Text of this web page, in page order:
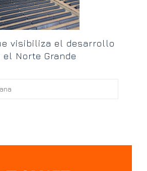
visibiliza el desarrollo
Norte Grande